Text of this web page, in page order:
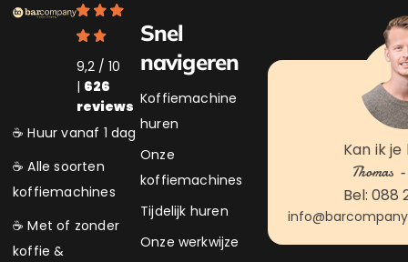
9,2 / 10
| 626
reviews
☕ Huur vanaf 1 dag
☕ Alle soorten
koffiemachines
☕ Met of zonder
koffie &
Snel
navigeren
Koffiemachine
huren
Onze
koffiemachines
Tijdelijk huren
Onze werkwijze
Kan ik
Thomas
Bel: 088